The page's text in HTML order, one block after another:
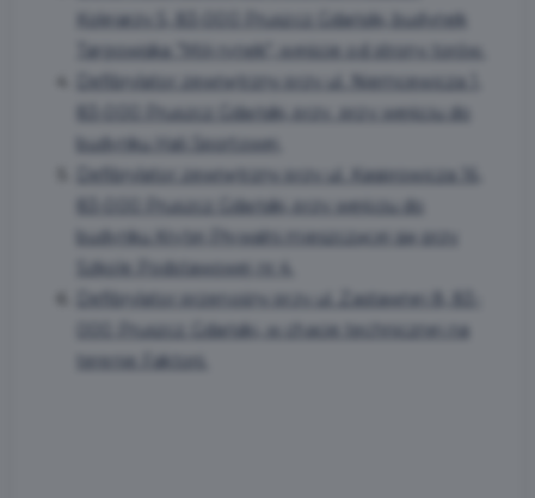
Kolejarzy 5, 83-000 Pruszcz Gdański, budynek
Targowiska "Mój rynek", wejście od strony torów.
Defibrylator zewnętrzny przy ul. Niemcewicza 1,
83-000 Pruszcz Gdański, przy przy wejściu do
budynku Hali Sportowej.
Defibrylator zewnętrzny przy ul. Kasprowicza 16,
83-000 Pruszcz Gdański, przy wejściu do
budynku Krytej Pływalni mieszczącej się przy
Szkole Podstawowej nr 4.
Defibrylator przenośny przy ul. Zastawnej 8, 83-
000 Pruszcz Gdański, w chacie technicznej na
terenie Faktorii.